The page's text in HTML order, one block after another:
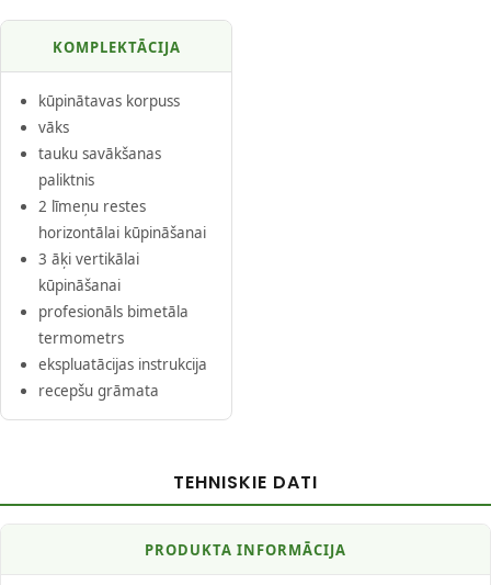
KOMPLEKTĀCIJA
kūpinātavas korpuss
vāks
tauku savākšanas
paliktnis
2 līmeņu restes
horizontālai kūpināšanai
3 āķi vertikālai
kūpināšanai
profesionāls bimetāla
termometrs
ekspluatācijas instrukcija
recepšu grāmata
TEHNISKIE DATI
PRODUKTA INFORMĀCIJA